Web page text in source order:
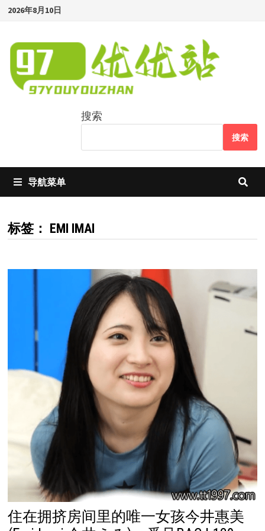
Skip
content
2026年8月10日
搜索
搜索
导航菜单
标签： EMI IMAI
住在拥挤房间里的唯一女孩今井惠美